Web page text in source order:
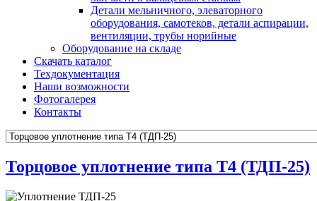
Детали мельничного, элеваторного
оборудования, самотеков, детали аспирации,
вентиляции, трубы норийные
Оборудование на складе
Скачать каталог
Техдокументация
Наши возможности
Фотогалерея
Контакты
Торцовое уплотнение типа Т4 (ТДП-25)